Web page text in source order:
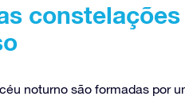
noturno são formadas por